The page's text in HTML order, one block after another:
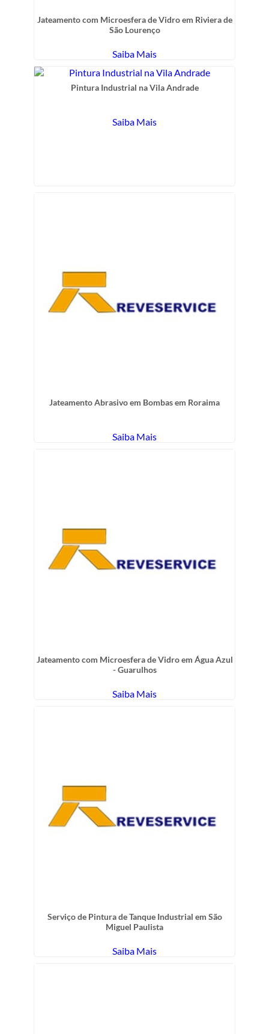
Jateamento com Microesfera de Vidro em Riviera de
São Lourenço
Saiba Mais
Pintura Industrial na Vila Andrade
Saiba Mais
Jateamento Abrasivo em Bombas em Roraima
Saiba Mais
Jateamento com Microesfera de Vidro em Água Azul
- Guarulhos
Saiba Mais
Serviço de Pintura de Tanque Industrial em São
Miguel Paulista
Saiba Mais